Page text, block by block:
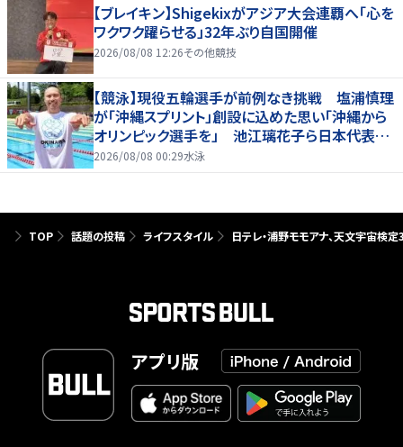
【ブレイキン】Shigekixがアジア大会連覇へ「心を
ワクワク躍らせる」32年ぶり自国開催
2026/08/08 12:26その他競技
【競泳】現役五輪選手が前例なき挑戦 塩浦慎理
が「沖縄スプリント」創設に込めた思い「沖縄から
オリンピック選手を」 池江璃花子ら日本代表も
参戦
2026/08/08 00:29水泳
TOP 話題の投稿 ライフスタイル 日テレ・浦野モモアナ、天文宇宙検
アプリ版